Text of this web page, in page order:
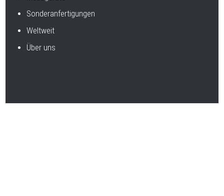
Sonderanfertigungen
Weltweit
Über uns